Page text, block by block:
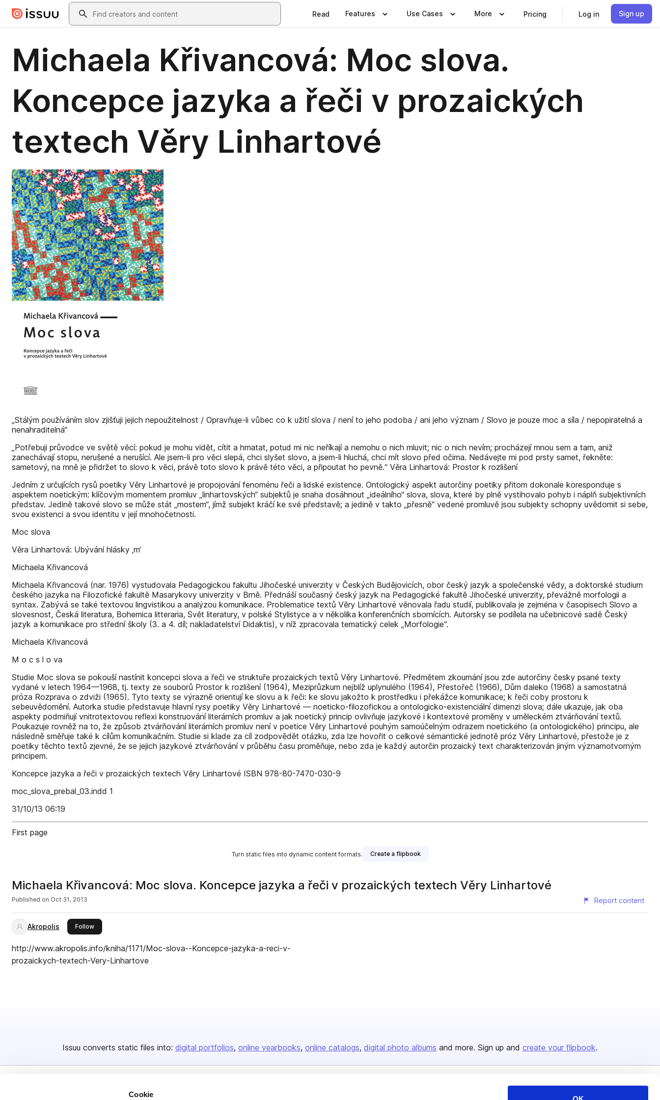
Cookie
Skip to main contentSearch
Read Features Use Cases More Pricing Log in Sign up
Michaela Křivancová: Moc slova.
Koncepce jazyka a řeči v prozaických
textech Věry Linhartové
„Stálým používáním slov zjišťuji jejich nepoužitelnost / Opravňuje-li vůbec co k užití slova / není to jeho podoba / ani jeho význam / Slovo je pouze moc a síla / nepopiratelná a
nenahraditelná“
„Potřebuji průvodce ve světě věcí: pokud je mohu vidět, cítit a hmatat, potud mi nic neříkají a nemohu o nich mluvit; nic o nich nevím; procházejí mnou sem a tam, aniž
zanechávají stopu, nerušené a nerušící. Ale jsem-li pro věci slepá, chci slyšet slovo, a jsem-li hluchá, chci mít slovo před očima. Nedávejte mi pod prsty samet, řekněte:
sametový, na mně je přidržet to slovo k věci, právě toto slovo k právě této věci, a připoutat ho pevně.“ Věra Linhartová: Prostor k rozlišení
Jedním z určujících rysů poetiky Věry Linhartové je propojování fenoménu řeči a lidské existence. Ontologický aspekt autorčiny poetiky přitom dokonale koresponduje s
aspektem noetickým: klíčovým momentem promluv „linhartovských“ subjektů je snaha dosáhnout „ideálního“ slova, slova, které by plně vystihovalo pohyb i náplň subjektivních
představ. Jedině takové slovo se může stát „mostem“, jímž subjekt kráčí ke své představě; a jedině v takto „přesně“ vedené promluvě jsou subjekty schopny uvědomit si sebe,
svou existenci a svou identitu v její mnohočetnosti.
Moc slova
Věra Linhartová: Ubývání hlásky ‚m‘
Michaela Křivancová
Michaela Křivancová (nar. 1976) vystudovala Pedagogickou fakultu Jihočeské univerzity v Českých Budějovicích, obor český jazyk a společenské vědy, a doktorské studium
českého jazyka na Filozofické fakultě Masarykovy univerzity v Brně. Přednáší současný český jazyk na Pedagogické fakultě Jihočeské univerzity, převážně morfologii a
syntax. Zabývá se také textovou lingvistikou a analýzou komunikace. Problematice textů Věry Linhartové věnovala řadu studií, publikovala je zejména v časopisech Slovo a
slovesnost, Česká literatura, Bohemica litteraria, Svět literatury, v polské Stylistyce a v několika konferenčních sbornících. Autorsky se podílela na učebnicové sadě Český
jazyk a komunikace pro střední školy (3. a 4. díl; nakladatelství Didaktis), v níž zpracovala tematický celek „Morfologie“.
Michaela Křivancová
M o c s l o va
Studie Moc slova se pokouší nastínit koncepci slova a řeči ve struktuře prozaických textů Věry Linhartové. Předmětem zkoumání jsou zde autorčiny česky psané texty
vydané v letech 1964—1968, tj. texty ze souborů Prostor k rozlišení (1964), Meziprůzkum nejblíž uplynulého (1964), Přestořeč (1966), Dům daleko (1968) a samostatná
próza Rozprava o zdviži (1965). Tyto texty se výrazně orientují ke slovu a k řeči: ke slovu jakožto k prostředku i překážce komunikace; k řeči coby prostoru k
sebeuvědomění. Autorka studie představuje hlavní rysy poetiky Věry Linhartové — noeticko-filozofickou a ontologicko-existenciální dimenzi slova; dále ukazuje, jak oba
aspekty podmiňují vnitrotextovou reflexi konstruování literárních promluv a jak noetický princip ovlivňuje jazykové i kontextové proměny v uměleckém ztvárňování textů.
Poukazuje rovněž na to, že způsob ztvárňování literárních promluv není v poetice Věry Linhartové pouhým samoúčelným odrazem noetického (a ontologického) principu, ale
následně směřuje také k cílům komunikačním. Studie si klade za cíl zodpovědět otázku, zda lze hovořit o celkové sémantické jednotě próz Věry Linhartové, přestože je z
poetiky těchto textů zjevné, že se jejich jazykové ztvárňování v průběhu času proměňuje, nebo zda je každý autorčin prozaický text charakterizován jiným významotvorným
principem.
Koncepce jazyka a řeči v prozaických textech Věry Linhartové ISBN 978-80-7470-030-9
moc_slova_prebal_03.indd 1
31/10/13 06:19
First page
Turn static files into dynamic content formats. Create a flipbook
Michaela Křivancová: Moc slova. Koncepce jazyka a řeči v prozaických textech Věry Linhartové
Published on Oct 31, 2013 Report content
Akropolis Followthis publisher
http://www.akropolis.info/kniha/1171/Moc-slova--Koncepce-jazyka-a-reci-v-
prozaickych-textech-Very-Linhartove
Issuu converts static files into: digital portfolios online yearbooks online catalogs digital photo albums and more. Sign up and create your flipbook.
Resources